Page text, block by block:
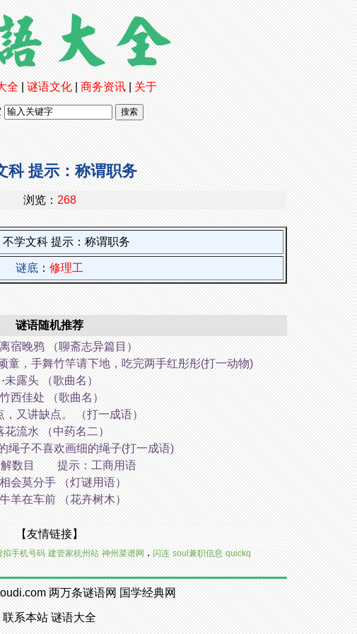
全 谜语文化 商务资讯
关于
科 提示：称谓职务
浏览： 268
不学文科 提示：称谓职务
谜底 ： 修理工
谜语随机推荐
宿晚鸦 （聊斋志异篇目）
童，手舞竹竿请下地，吃完两手红彤彤(打一动物)
·未露头 （歌曲名）
竹西佳处 （歌曲名）
，又讲缺点。 （打一成语）
花流水 （中药名二）
绳子不喜欢画细的绳子(打一成语)
解数目 提示：工商用语
会莫分手 （灯谜用语）
羊在车前 （花卉树木）
【友情链接】
拟手机号码 建管家杭州站 神州菜谱网 . 闪连 soul兼职信息 quickq
两万条谜语网 国学经典网
联系本站 谜语大全